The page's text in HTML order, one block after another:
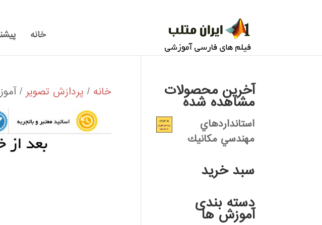
خانه
خانه / پردازش تصویر / آخرین محصولات
مشاهده شده
استانداردهاي
مهندسي مكانيك
سبد خرید
دسته بندی
آموزش ها